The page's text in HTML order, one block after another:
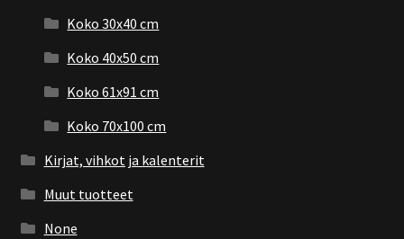
Koko 30x40 cm
Koko 40x50 cm
Koko 61x91 cm
Koko 70x100 cm
Kirjat, vihkot ja kalenterit
Muut tuotteet
None